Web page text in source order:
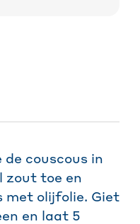
de couscous in
zout toe en
met olijfolie. Giet
en laat 5